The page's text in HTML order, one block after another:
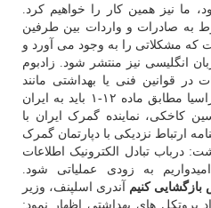
ما نیز همین کار را خواهیم کرد.
به صادرات و واردات بین طرفین
که مشکلاتی را به وجود می آورد و
انگلیسی نیز منتشر شود. زادبوم
در قوانین فنی یا بهداشتی مانند
مقررات دامپزشکی اتحادیه اوراسیا مطابق ماده ۱۲-۱ باید به ایران
کاخکی، نماینده گمرک ایران با
ارتباط نزدیکی با دپارتمان گمرک
درباب تبادل الکترونیک اطلاعات
به زودی عملیاتی شود.
بازگشایی کنیم آندری اسلپنف، وزیر
پروتکل های بهداشتی اظهار نمود: